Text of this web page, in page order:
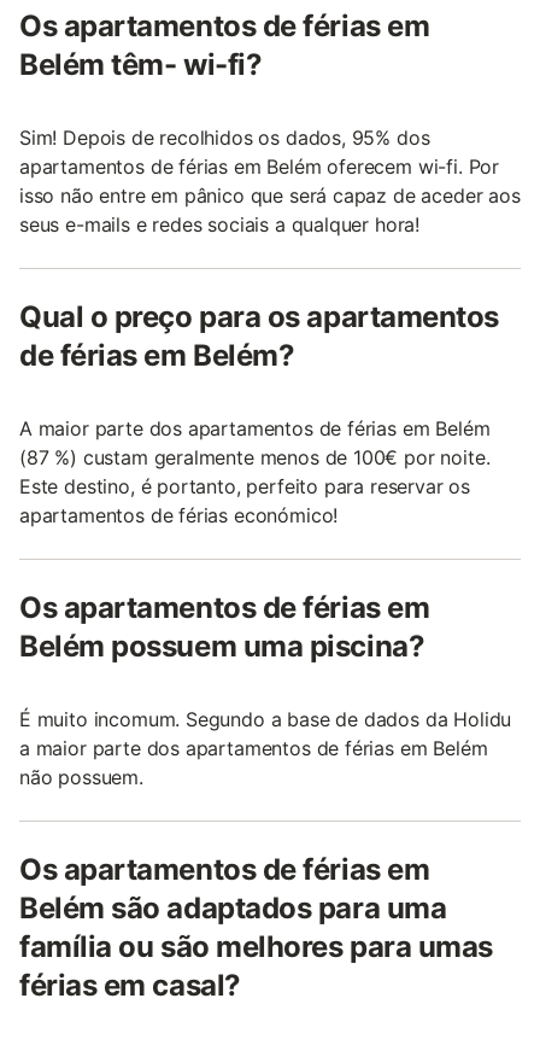
Os apartamentos de férias em
Belém têm- wi-fi?
Sim! Depois de recolhidos os dados, 95% dos
apartamentos de férias em Belém oferecem wi-fi. Por
isso não entre em pânico que será capaz de aceder aos
seus e-mails e redes sociais a qualquer hora!
Qual o preço para os apartamentos
de férias em Belém?
A maior parte dos apartamentos de férias em Belém
(87 %) custam geralmente menos de 100€ por noite.
Este destino, é portanto, perfeito para reservar os
apartamentos de férias económico!
Os apartamentos de férias em
Belém possuem uma piscina?
É muito incomum. Segundo a base de dados da Holidu
a maior parte dos apartamentos de férias em Belém
não possuem.
Os apartamentos de férias em
Belém são adaptados para uma
família ou são melhores para umas
férias em casal?